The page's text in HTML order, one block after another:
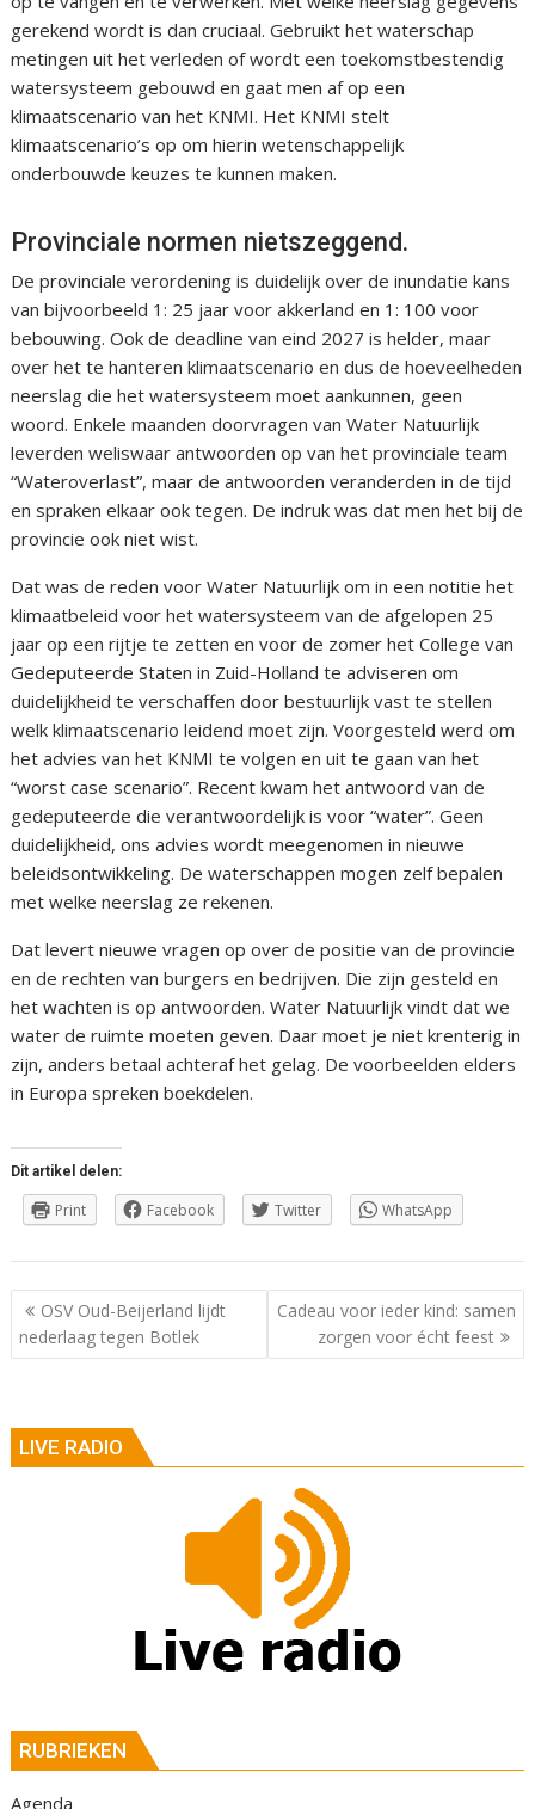
gerekend wordt is dan cruciaal. Gebruikt het waterschap
metingen uit het verleden of wordt een toekomstbestendig
watersysteem gebouwd en gaat men af op een
klimaatscenario van het KNMI. Het KNMI stelt
klimaatscenario’s op om hierin wetenschappelijk
onderbouwde keuzes te kunnen maken.
Provinciale normen nietszeggend.
De provinciale verordening is duidelijk over de inundatie kans
van bijvoorbeeld 1: 25 jaar voor akkerland en 1: 100 voor
bebouwing. Ook de deadline van eind 2027 is helder, maar
over het te hanteren klimaatscenario en dus de hoeveelheden
neerslag die het watersysteem moet aankunnen, geen
woord. Enkele maanden doorvragen van Water Natuurlijk
leverden weliswaar antwoorden op van het provinciale team
“Wateroverlast”, maar de antwoorden veranderden in de tijd
en spraken elkaar ook tegen. De indruk was dat men het bij de
provincie ook niet wist.
Dat was de reden voor Water Natuurlijk om in een notitie het
klimaatbeleid voor het watersysteem van de afgelopen 25
jaar op een rijtje te zetten en voor de zomer het College van
Gedeputeerde Staten in Zuid-Holland te adviseren om
duidelijkheid te verschaffen door bestuurlijk vast te stellen
welk klimaatscenario leidend moet zijn. Voorgesteld werd om
het advies van het KNMI te volgen en uit te gaan van het
“worst case scenario”. Recent kwam het antwoord van de
gedeputeerde die verantwoordelijk is voor “water”. Geen
duidelijkheid, ons advies wordt meegenomen in nieuwe
beleidsontwikkeling. De waterschappen mogen zelf bepalen
met welke neerslag ze rekenen.
Dat levert nieuwe vragen op over de positie van de provincie
en de rechten van burgers en bedrijven. Die zijn gesteld en
het wachten is op antwoorden. Water Natuurlijk vindt dat we
water de ruimte moeten geven. Daar moet je niet krenterig in
zijn, anders betaal achteraf het gelag. De voorbeelden elders
in Europa spreken boekdelen.
Dit artikel delen:
Print Facebook Twitter WhatsApp
Berichtnavigatie
OSV Oud-Beijerland lijdt
nederlaag tegen Botlek
Cadeau voor ieder kind: samen
zorgen voor écht feest
LIVE RADIO
RUBRIEKEN
Agenda